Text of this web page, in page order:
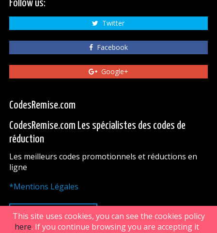
Follow us:
Twitter
Facebook
Google+
CodesRemise.com
CodesRemise.com Les spécialistes des codes de
réduction
Les meilleurs codes promotionnels et réductions en
ligne
*Mentions Légales
HAUT DE PAGE
This site uses cookies, you can see the cookies policy
here. If you continue browsing you are accepting it